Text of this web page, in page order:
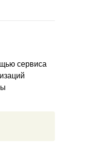
сервиса